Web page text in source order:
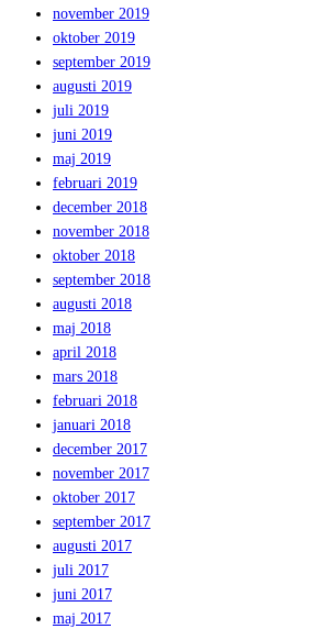
november 2019
oktober 2019
september 2019
augusti 2019
juli 2019
juni 2019
maj 2019
februari 2019
december 2018
november 2018
oktober 2018
september 2018
augusti 2018
maj 2018
april 2018
mars 2018
februari 2018
januari 2018
december 2017
november 2017
oktober 2017
september 2017
augusti 2017
juli 2017
juni 2017
maj 2017